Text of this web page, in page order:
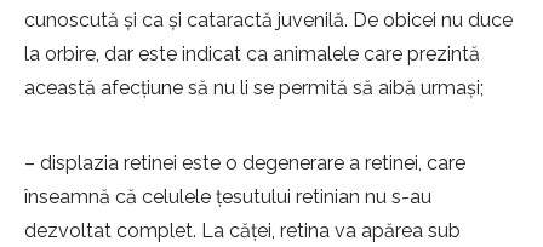
cunoscută și ca și cataractă juvenilă. De obicei nu duce
la orbire, dar este indicat ca animalele care prezintă
această afecțiune să nu li se permită să aibă urmași;
– displazia retinei este o degenerare a retinei, care
înseamnă că celulele țesutului retinian nu s-au
dezvoltat complet. La căței, retina va apărea sub